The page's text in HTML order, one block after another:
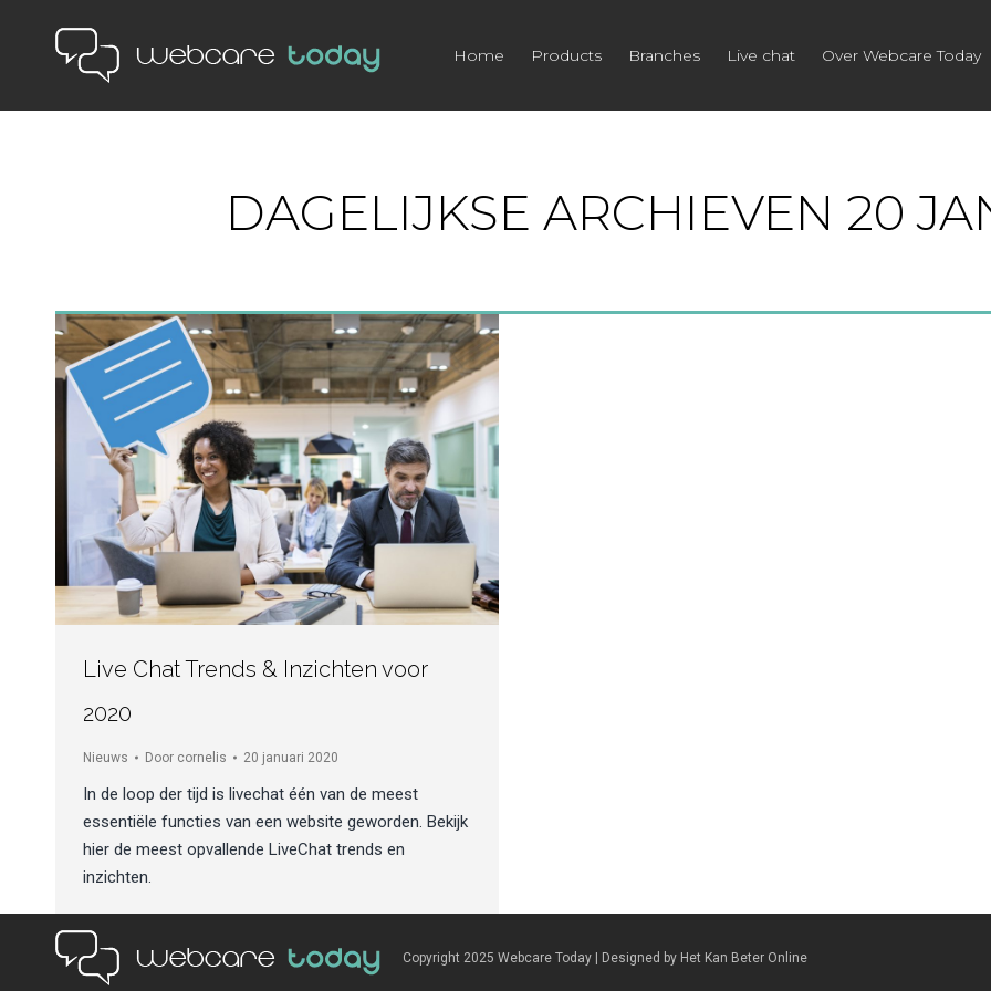
Home Products Branches Live chat Over Webcare Today
DAGELIJKSE ARCHIEVEN 20
Live Chat Trends & Inzichten voor
2020
Nieuws Door cornelis 20 januari 2020
In de loop der tijd is livechat één van de meest
essentiële functies van een website geworden. Bekijk
hier de meest opvallende LiveChat trends en
inzichten.
Copyright 2025 Webcare Today | Designed by Het Kan Beter Online